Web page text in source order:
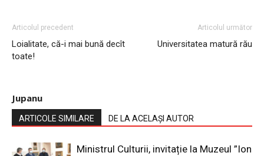
Articolul precedent
Loialitate, că-i mai bună decît
toate!
Articolul următor
Universitatea matură rău
Jupanu
ARTICOLE SIMILARE DE LA ACELAȘI AUTOR
Ministrul Culturii, invitație la Muzeul ”Ion